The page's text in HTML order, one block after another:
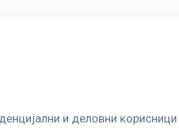
и деловни